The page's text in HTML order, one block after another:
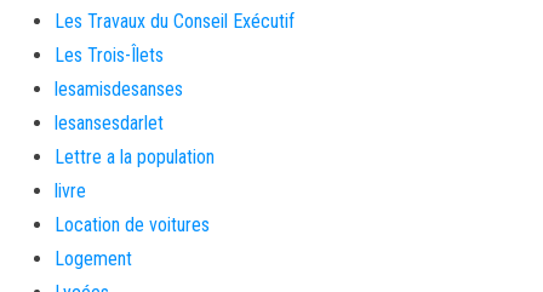
Les Travaux du Conseil Exécutif
Les Trois-Îlets
lesamisdesanses
lesansesdarlet
Lettre a la population
livre
Location de voitures
Logement